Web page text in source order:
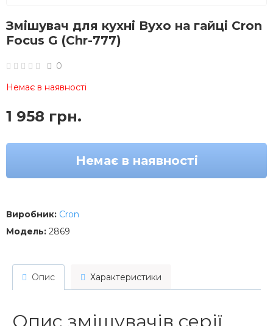
Змішувач для кухні Вухо на гайці Cron
Focus G (Chr-777)
0
Немає в наявності
1 958 грн.
Немає в наявності
Виробник: Cron
Модель: 2869
Опис Характеристики
Опис змішувачів серії